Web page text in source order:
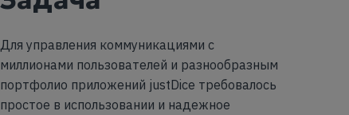
Для управления коммуникациями с
миллионами пользователей и разнообразным
портфолио приложений justDice требовалось
простое в использовании и надежное